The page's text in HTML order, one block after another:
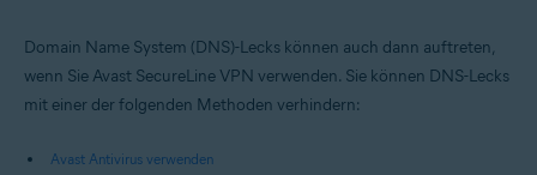
Produkte:
Avast SecureLine VPN 5.x für Windows
Avast Free Antivirus 24.x für Windows
Betriebssysteme:
Domain Name System (DNS)-Lecks können auch dann auftreten,
wenn Sie Avast SecureLine VPN verwenden. Sie können DNS-Lecks
mit einer der folgenden Methoden verhindern:
Avast Antivirus verwenden